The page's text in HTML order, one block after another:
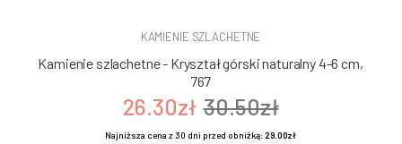
KAMIENIE SZLACHETNE
Kamienie szlachetne - Kryształ górski naturalny 4-6 cm,
767
26.30zł 30.50zł
Najniższa cena z 30 dni przed obniżką:29.00zł